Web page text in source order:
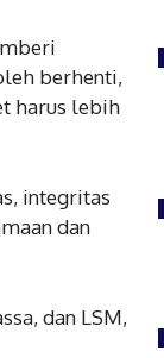
berhenti,
harus lebih
integritas
dan
dan LSM,